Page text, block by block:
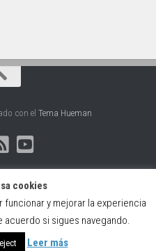
con el Tema Hueman
por Café Dixital SL - 2026.
o ponte en contacto con
cookies
y mejorar la experiencia
acuerdo si sigues navegando.
Leer más